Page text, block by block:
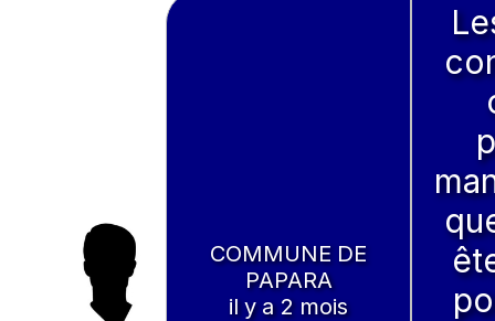
COMMUNE DE
PAPARA
il y a 2 mois